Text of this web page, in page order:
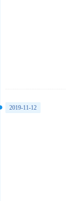
2019-11-12